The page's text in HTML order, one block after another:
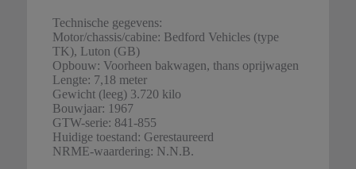
Technische gegevens:
Motor/chassis/cabine: Bedford Vehicles (type
TK), Luton (GB)
Opbouw: Voorheen bakwagen, thans oprijwagen
Lengte: 7,18 meter
Gewicht (leeg) 3.720 kilo
Bouwjaar: 1967
GTW-serie: 841-855
Huidige toestand: Gerestaureerd
NRME-waardering: N.N.B.